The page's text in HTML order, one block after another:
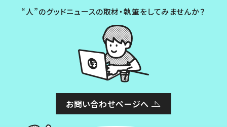
“人”のグッドニュースの取材・執筆をしてみませんか？
お問い合わせページへ